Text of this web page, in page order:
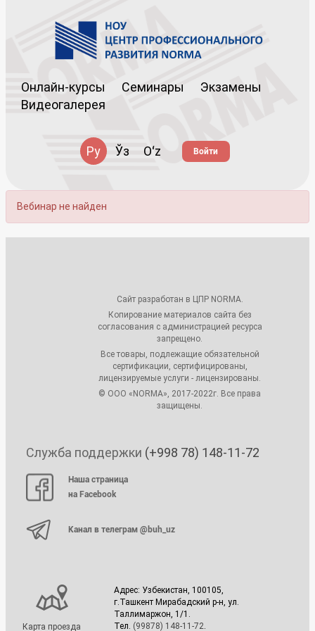
Онлайн-курсы Семинары
Экзамены
Видеогалерея
Ру Ўз Oʻz Войти
Вебинар не найден
Сайт разработан в ЦПР NORMA.
Копирование материалов сайта без
согласования с администрацией ресурса
запрещено.
Все товары, подлежащие обязательной
сертификации, сертифицированы,
лицензируемые услуги - лицензированы.
© ООО «NORMA», 2017-2022г. Все права
защищены.
Служба поддержки (+998 78) 148-11-72
Наша страница
на Facebook
Канал в телеграм @buh_uz
Карта проезда
Адрес: Узбекистан, 100105,
г.Ташкент Мирабадский р-н, ул.
Таллимаржон, 1/1.
Тел. (99878) 148-11-72